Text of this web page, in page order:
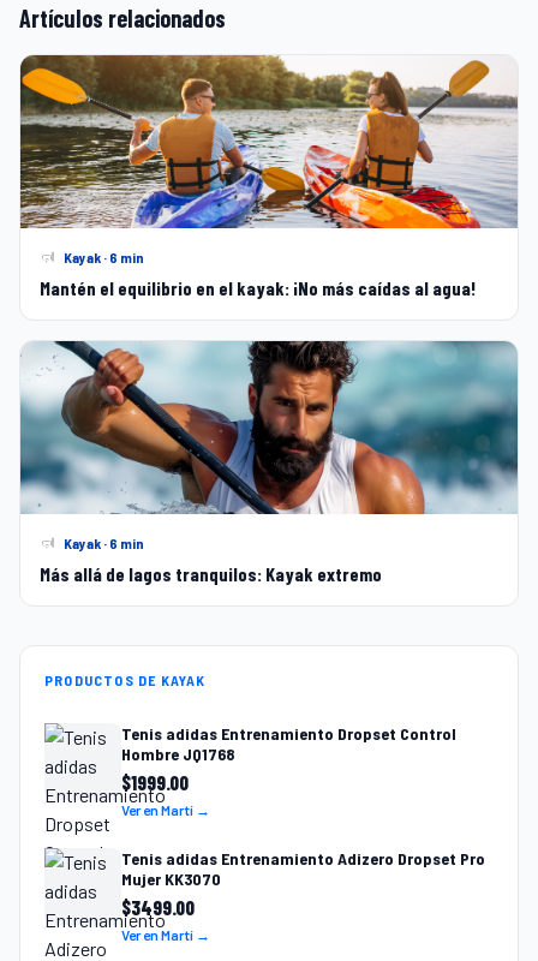
Artículos relacionados
Kayak · 6 min
Mantén el equilibrio en el kayak: ¡No más caídas al agua!
Kayak · 6 min
Más allá de lagos tranquilos: Kayak extremo
PRODUCTOS DE KAYAK
Tenis adidas Entrenamiento Dropset Control
Hombre JQ1768
$1999.00
Ver en Martí →
Tenis adidas Entrenamiento Adizero Dropset Pro
Mujer KK3070
$3499.00
Ver en Martí →